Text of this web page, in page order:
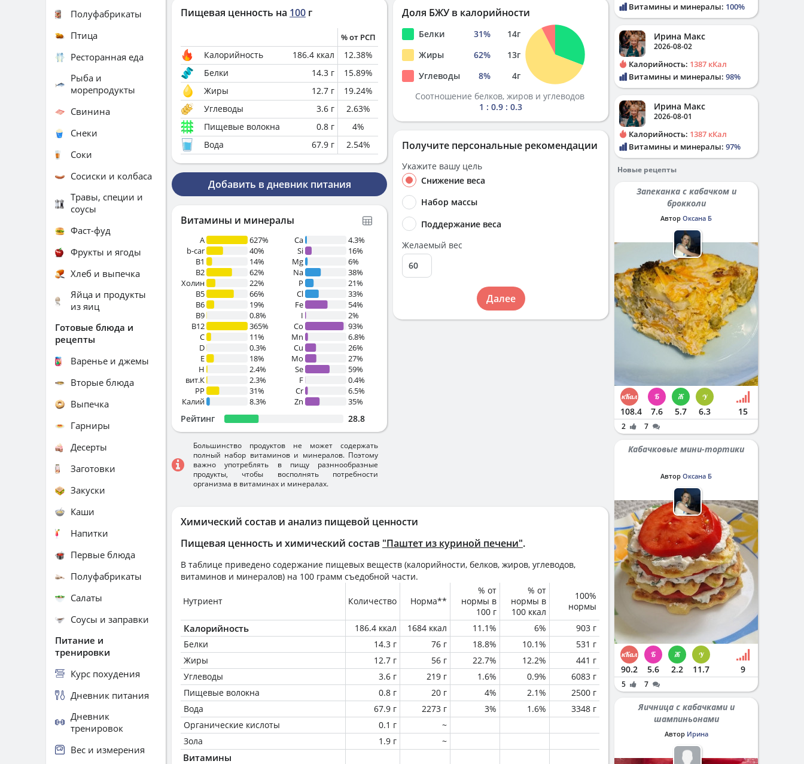
Химический состав и анализ пищевой ценности
Пищевая ценность и химический состав "Паштет из куриной печени".
В таблице приведено содержание пищевых веществ (калорийности, белков, жиров, углеводов,
витаминов и минералов) на 100 грамм съедобной части.
Нутриент Количество Норма**
% от
нормы в
100 г
% от
нормы в
100 ккал
100%
нормы
Калорийность 186.4 ккал 1684 ккал 11.1% 6%
903 г
Белки
14.3 г 76 г 18.8% 10.1%
531 г
Жиры
12.7 г 56 г 22.7% 12.2%
441 г
Углеводы
3.6 г 219 г 1.6% 0.9%
6083 г
Пищевые волокна
0.8 г 20 г 4% 2.1%
2500 г
Вода
67.9 г 2273 г 3% 1.6%
3348 г
Органические кислоты
0.1 г
~
Зола
1.9 г ~
Витамины
Пищевая ценность на 100 г
% от РСП
Калорийность 186.4 ккал 12.38%
Белки
14.3 г 15.89%
Жиры
12.7 г 19.24%
Углеводы
3.6 г 2.63%
Пищевые волокна
0.8 г 4%
Вода
67.9 г 2.54%
Добавить в дневник питания
Витамины и минералы
A
627%
b-car
40%
В1
14%
B2
62%
Холин
22%
B5
66%
B6
19%
B9
0.8%
B12
365%
C
11%
D
0.3%
E
18%
H
2.4%
вит.К
2.3%
PP
31%
Калий
8.3%
Ca
4.3%
Si
16%
Mg
6%
Na
38%
P
21%
Cl
33%
Fe
54%
I
2%
Co
93%
Mn
6.8%
Cu
26%
Mo
27%
Se
59%
F
0.4%
Cr
6.5%
Zn
35%
Рейтинг 28.8
Большинство продуктов не может содержать
полный набор витаминов и минералов. Поэтому
важно употреблять в пищу разннообразные
продукты, чтобы восполнять потребности
организма в витаминах и минералах.
Доля БЖУ в калорийности
Белки 31% 14г
Жиры
62% 13г
Углеводы
8% 4г
Соотношение белков, жиров и углеводов
1 : 0.9 : 0.3
Получите персональные рекомендации
Укажите вашу цель
Снижение веса
Набор массы
Поддержание веса
Желаемый вес
Далее
Полуфабрикаты
Птица
Ресторанная еда
Рыба и
морепродукты
Свинина
Снеки
Соки
Сосиски и колбаса
Травы, специи и
соусы
Фаст-фуд
Фрукты и ягоды
Хлеб и выпечка
Яйца и продукты
из яиц
Готовые блюда и
рецепты
Варенье и джемы
Вторые блюда
Выпечка
Гарниры
Десерты
Заготовки
Закуски
Каши
Напитки
Первые блюда
Полуфабрикаты
Салаты
Соусы и заправки
Питание и
тренировки
Курс похудения
Дневник питания
Дневник
тренировок
Вес и измерения
Витамины и минералы: 100%
Ирина Макс
2026-08-02
Калорийность: 1387 кКал
Витамины и минералы: 98%
Ирина Макс
2026-08-01
Калорийность: 1387 кКал
Витамины и минералы: 97%
Новые рецепты
Запеканка с кабачком и
брокколи
Автор Оксана Б
108.4 7.6 5.7 6.3 15
2 7
Кабачковые мини-тортики
Автор Оксана Б
90.2 5.6 2.2 11.7 9
5 7
Яичница с кабачками и
шампиньонами
Автор Ирина